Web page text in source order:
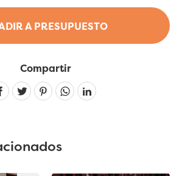
A PRESUPUESTO
Compartir
Linkedin